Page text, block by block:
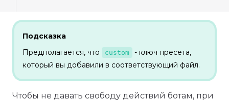
Подсказка
Предполагается, что
custom
- ключ пресета,
который вы добавили в соответствующий файл.
Чтобы не давать свободу действий ботам, при